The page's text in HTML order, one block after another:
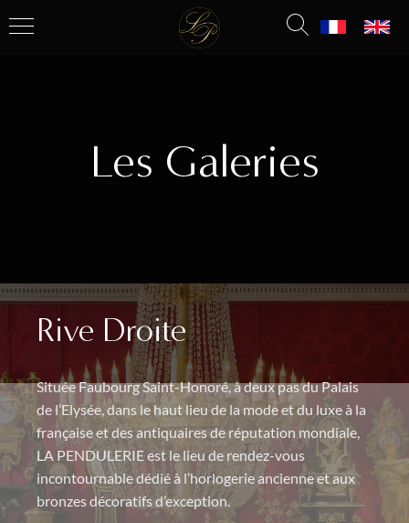
Les Galeries
Rive Droite
Située Faubourg Saint-Honoré, à deux pas du Palais
de l’Elysée, dans le haut lieu de la mode et du luxe à la
française et des antiquaires de réputation mondiale,
LA PENDULERIE est le lieu de rendez-vous
incontournable dédié à l’horlogerie ancienne et aux
bronzes décoratifs d’exception.